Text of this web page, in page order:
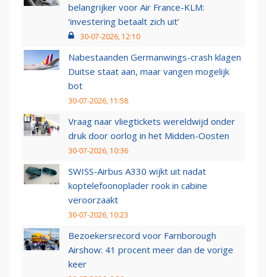
belangrijker voor Air France-KLM:
‘investering betaalt zich uit’
30-07-2026, 12:10
Nabestaanden Germanwings-crash klagen
Duitse staat aan, maar vangen mogelijk
bot
30-07-2026, 11:58
Vraag naar vliegtickets wereldwijd onder
druk door oorlog in het Midden-Oosten
30-07-2026, 10:36
SWISS-Airbus A330 wijkt uit nadat
koptelefoonoplader rook in cabine
veroorzaakt
30-07-2026, 10:23
Bezoekersrecord voor Farnborough
Airshow: 41 procent meer dan de vorige
keer